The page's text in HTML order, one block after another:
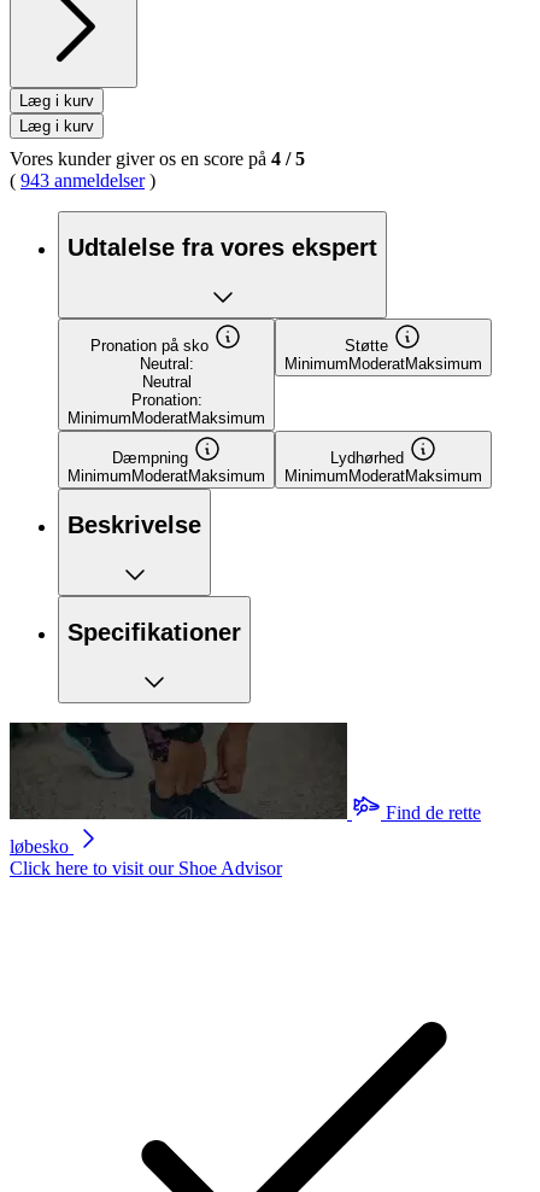
Læg i kurv
Læg i kurv
Vores kunder giver os en score på 4 /5
( 943 anmeldelser)
Udtalelse fra vores ekspert
Pronation på sko
Neutral:
Neutral
Pronation:
MinimumModeratMaksimum
Støtte
MinimumModeratMaksimum
Dæmpning
MinimumModeratMaksimum
Lydhørhed
MinimumModeratMaksimum
Beskrivelse
Specifikationer
Find de rette
løbesko
Click here to visit our Shoe Advisor